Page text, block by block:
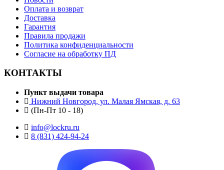
Оплата и возврат
Доставка
Гарантия
Правила продажи
Политика конфиденциальности
Согласие на обработку ПД
КОНТАКТЫ
Пункт выдачи товара
Нижний Новгород, ул. Малая Ямская, д. 63
(Пн-Пт 10 - 18)
info@lockru.ru
8 (831) 424-94-24